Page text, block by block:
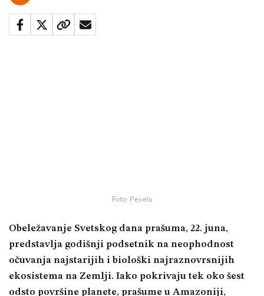
Foto: Pexels
Obeležavanje Svetskog dana prašuma, 22. juna,
predstavlja godišnji podsetnik na neophodnost
očuvanja najstarijih i biološki najraznovrsnijih
ekosistema na Zemlji. Iako pokrivaju tek oko šest
odsto površine planete, prašume u Amazoniji,